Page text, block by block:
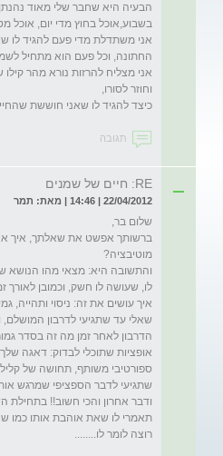
הבעיה היא שחבר שלי מאוד
אני משתדלת מדי פעם להגיד לו
אני מצליח להרזות נורא מהר
כיצד להגיד לו שאני חוששת
תגובה
RE: חיים של שמנים
22/04/2012 | 14:46 | מאת: תמר
ברשותך אפשט את שאלתך, איך
והתשובה היא: מצאי מהו הנושא
איך עושים את זה: ניסוי ותהייה,
שאלי עד שתגיעי לדרבון
אופציות שתוכלי לבדוק: דאגה שלך
ספורטיבי משותף, תחושה של
ודבר אחרון והכי חשוב!! בתחילת
תאמרי לו שאת אוהבת אותו כמו
רוצה לומר לו........